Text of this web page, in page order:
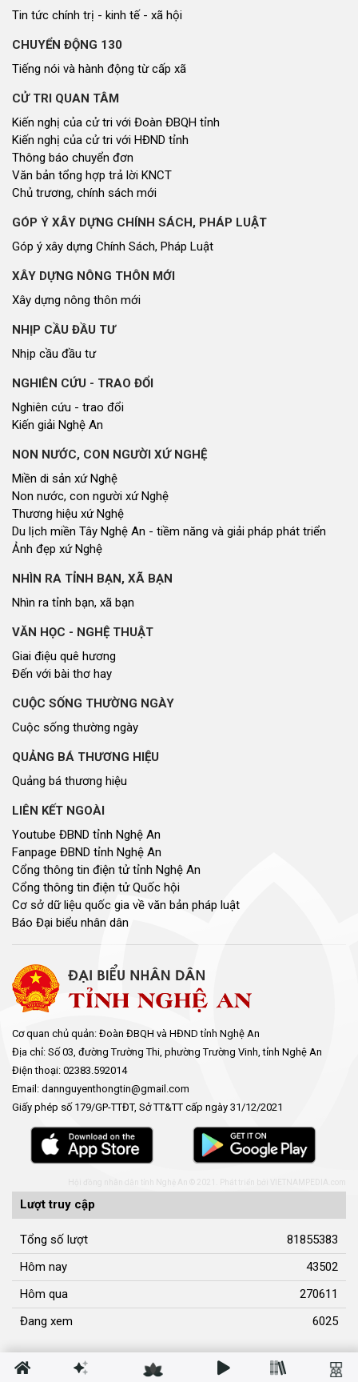
Tin tức chính trị - kinh tế - xã hội
CHUYỂN ĐỘNG 130
Tiếng nói và hành động từ cấp xã
CỬ TRI QUAN TÂM
Kiến nghị của cử tri với Đoàn ĐBQH tỉnh
Kiến nghị của cử tri với HĐND tỉnh
Thông báo chuyển đơn
Văn bản tổng hợp trả lời KNCT
Chủ trương, chính sách mới
GÓP Ý XÂY DỰNG CHÍNH SÁCH, PHÁP LUẬT
Góp ý xây dựng Chính Sách, Pháp Luật
XÂY DỰNG NÔNG THÔN MỚI
Xây dựng nông thôn mới
NHỊP CẦU ĐẦU TƯ
Nhịp cầu đầu tư
NGHIÊN CỨU - TRAO ĐỔI
Nghiên cứu - trao đổi
Kiến giải Nghệ An
NON NƯỚC, CON NGƯỜI XỨ NGHỆ
Miền di sản xứ Nghệ
Non nước, con người xứ Nghệ
Thương hiệu xứ Nghệ
Du lịch miền Tây Nghệ An - tiềm năng và giải pháp phát triển
Ảnh đẹp xứ Nghệ
NHÌN RA TỈNH BẠN, XÃ BẠN
Nhìn ra tỉnh bạn, xã bạn
VĂN HỌC - NGHỆ THUẬT
Giai điệu quê hương
Đến với bài thơ hay
CUỘC SỐNG THƯỜNG NGÀY
Cuộc sống thường ngày
QUẢNG BÁ THƯƠNG HIỆU
Quảng bá thương hiệu
LIÊN KẾT NGOÀI
Youtube ĐBND tỉnh Nghệ An
Fanpage ĐBND tỉnh Nghệ An
Cổng thông tin điện tử tỉnh Nghệ An
Cổng thông tin điện tử Quốc hội
Cơ sở dữ liệu quốc gia về văn bản pháp luật
Báo Đại biểu nhân dân
Cơ quan chủ quản: Đoàn ĐBQH và HĐND tỉnh Nghệ An
Địa chỉ: Số 03, đường Trường Thi, phường Trường Vinh, tỉnh Nghệ An
Điện thoại: 02383.592014
Email: dannguyenthongtin@gmail.com
Giấy phép số 179/GP-TTĐT, Sở TT&TT cấp ngày 31/12/2021
Hội đồng nhân dân tỉnh Nghệ An © 2021. Phát triển bởi
Lượt truy cập
Tổng số lượt
81855383
Hôm nay
43502
Hôm qua
270611
Đang xem
6025